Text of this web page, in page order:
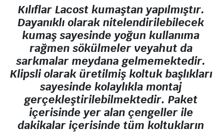
Kılıflar Lacost kumaştan yapılmıştır.
Dayanıklı olarak nitelendirilebilecek
kumaş sayesinde yoğun kullanıma
rağmen sökülmeler veyahut da
sarkmalar meydana gelmemektedir.
Klipsli olarak üretilmiş koltuk başlıkları
sayesinde kolaylıkla montaj
gerçekleştirilebilmektedir. Paket
içerisinde yer alan çengeller ile
dakikalar içerisinde tüm koltukların